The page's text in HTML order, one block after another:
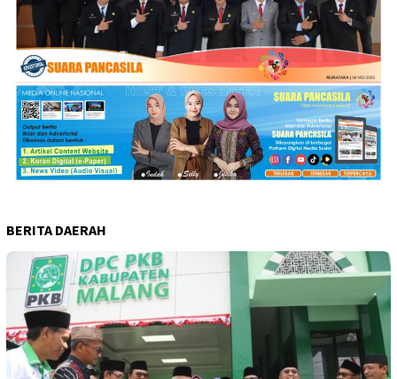
BERITA DAERAH